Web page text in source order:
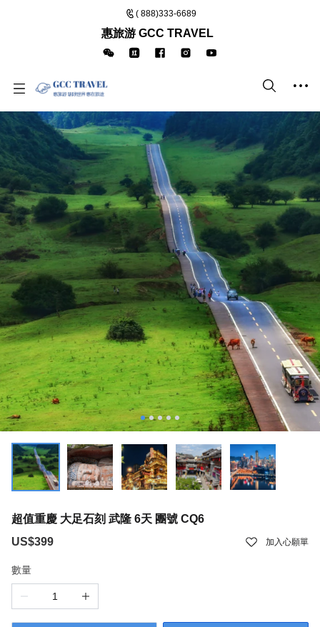
( 888)333-6689
惠旅游 GCC TRAVEL
超值重慶 大足石刻 武隆 6天 團號 CQ6
US$399
加入心願單
數量